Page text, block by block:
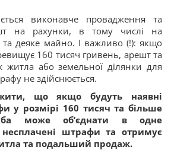
виконавче провадження та
на рахунки, в тому числі на
та деяке майно. І важливо (!): якщо
160 тисяч гривень, арешт та
або земельної ділянки для
не здійснюється.
що якщо будуть наявні
у розмірі 160 тисяч та більше
може об’єднати в одне
штрафи та отримує
та подальший продаж.